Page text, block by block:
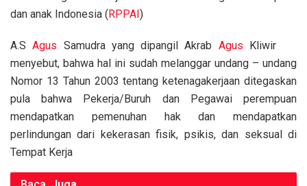
o
o
k
A
p
p
k
dan anak Indonesia ( RPPAI )
A.SAgus Samudra yang dipangil Akrab Agus Kliwir
menyebut, bahwa hal ini sudah melanggar undang – undang
Nomor 13 Tahun 2003 tentang ketenagakerjaan ditegaskan
pula bahwa Pekerja/Buruh dan Pegawai perempuan
mendapatkan pemenuhan hak dan mendapatkan
perlindungan dari kekerasan fisik, psikis, dan seksual di
Tempat Kerja